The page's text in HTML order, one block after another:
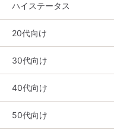
ハイステータス
20代向け
30代向け
40代向け
50代向け